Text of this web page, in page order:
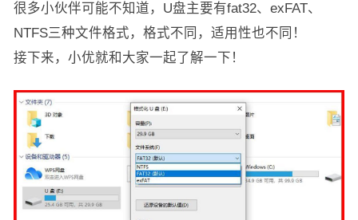
很多小伙伴可能不知道，U盘主要有fat32、exFAT、
NTFS三种文件格式，格式不同，适用性也不同！
接下来，小优就和大家一起了解一下！